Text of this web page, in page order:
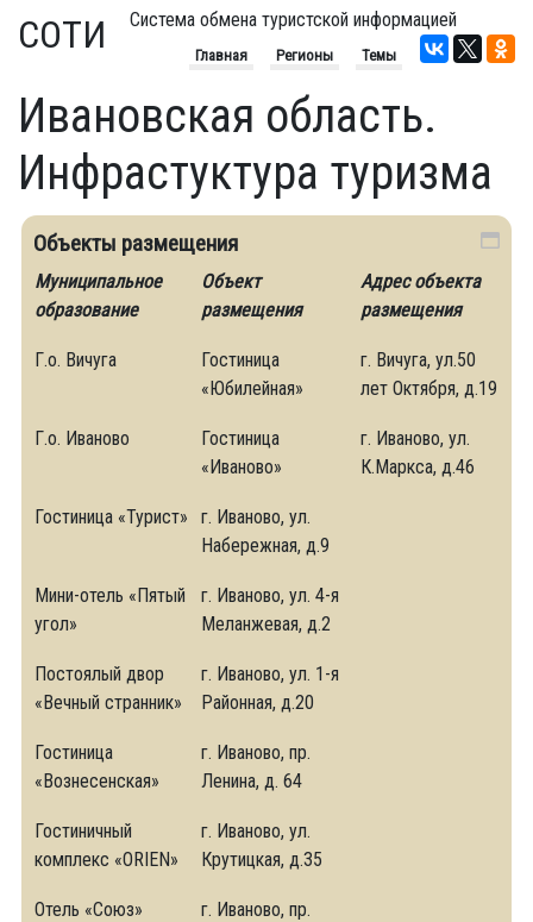
СОТИ Система обмена туристской информацией
Главная Регионы Темы
Ивановская область.
Инфрастуктура туризма
Объекты размещения
Муниципальное
образование
Объект
размещения
Адрес объекта
размещения
Г.о. Вичуга
Гостиница
«Юбилейная»
г. Вичуга, ул.50
лет Октября, д.19
Г.о. Иваново
Гостиница
«Иваново»
г. Иваново, ул.
К.Маркса, д.46
Гостиница «Турист»
г. Иваново, ул.
Набережная, д.9
Мини-отель «Пятый
угол»
г. Иваново, ул. 4-я
Меланжевая, д.2
Постоялый двор
«Вечный странник»
г. Иваново, ул. 1-я
Районная, д.20
Гостиница
«Вознесенская»
г. Иваново, пр.
Ленина, д. 64
Гостиничный
комплекс «ORIEN»
г. Иваново, ул.
Крутицкая, д.35
Отель «Союз»
г. Иваново, пр.